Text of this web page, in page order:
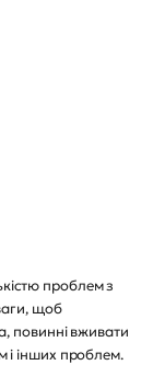
проблем з
щоб
повинні вживати
і інших проблем.